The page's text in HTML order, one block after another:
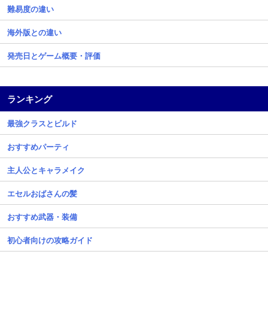
難易度の違い
海外版との違い
発売日とゲーム概要・評価
ランキング
最強クラスとビルド
おすすめパーティ
主人公とキャラメイク
エセルおばさんの髪
おすすめ武器・装備
初心者向けの攻略ガイド